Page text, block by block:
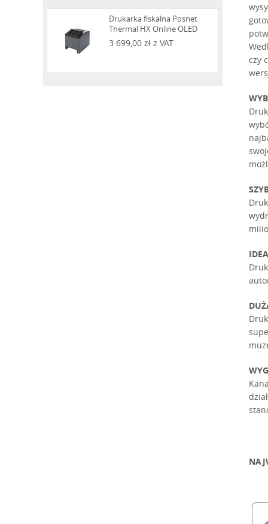
czy
Drukarka fiskalna Posnet
Thermal HX Online OLED
3 699,00 zł z VAT